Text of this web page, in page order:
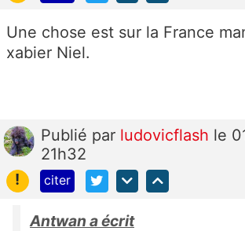
Une chose est sur la France
xabier Niel.
Publié par ludovicflash le
21h32
!
citer
Antwan a écrit